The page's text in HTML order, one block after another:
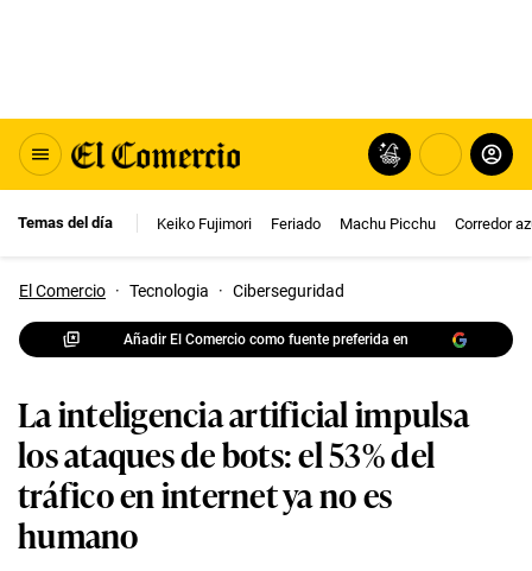
Temas del día Keiko Fujimori Feriado Machu Picchu Corredor
El Comercio · Tecnologia · Ciberseguridad
Añadir El Comercio como fuente preferida en
La inteligencia artificial impulsa
los ataques de bots: el 53% del
tráfico en internet ya no es
humano